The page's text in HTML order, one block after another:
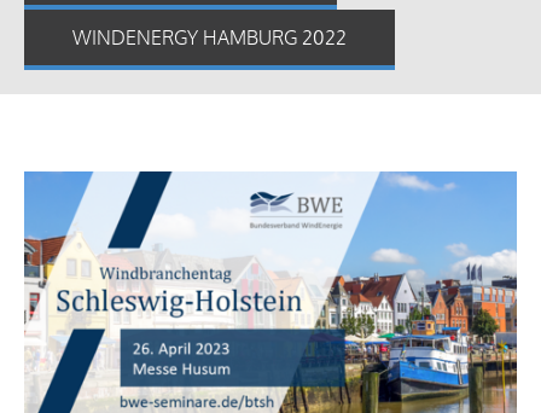
WINDENERGY HAMBURG 2022